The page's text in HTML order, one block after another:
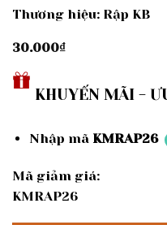
Thương hiệu: Rập KB
30.000₫
KHUYẾN MÃI -
Nhập mã KMRAP26
Mã giảm giá:
KMRAP26